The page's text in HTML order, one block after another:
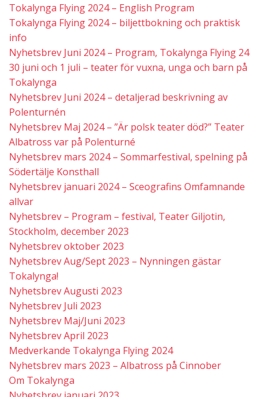
Tokalynga Flying 2024 – English Program
Tokalynga Flying 2024 – biljettbokning och praktisk
info
Nyhetsbrev Juni 2024 – Program, Tokalynga Flying 24
30 juni och 1 juli – teater för vuxna, unga och barn på
Tokalynga
Nyhetsbrev Juni 2024 – detaljerad beskrivning av
Polenturnén
Nyhetsbrev Maj 2024 – ”Är polsk teater död?” Teater
Albatross var på Polenturné
Nyhetsbrev mars 2024 – Sommarfestival, spelning på
Södertälje Konsthall
Nyhetsbrev januari 2024 – Sceografins Omfamnande
allvar
Nyhetsbrev – Program – festival, Teater Giljotin,
Stockholm, december 2023
Nyhetsbrev oktober 2023
Nyhetsbrev Aug/Sept 2023 – Nynningen gästar
Tokalynga!
Nyhetsbrev Augusti 2023
Nyhetsbrev Juli 2023
Nyhetsbrev Maj/Juni 2023
Nyhetsbrev April 2023
Medverkande Tokalynga Flying 2024
Nyhetsbrev mars 2023 – Albatross på Cinnober
Om Tokalynga